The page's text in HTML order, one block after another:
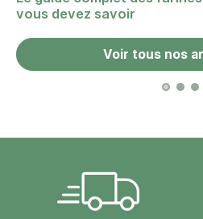
vous devez savoir
Voir tous nos